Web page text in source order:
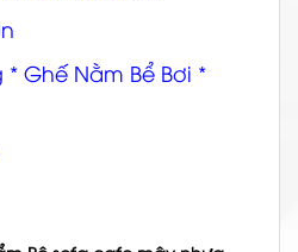
Ghế Nằm Bể Bơi *